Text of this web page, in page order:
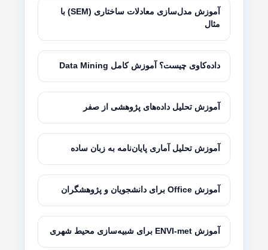
آموزش مدل‌سازی معادلات ساختاری (SEM) با
مثال
داده‌کاوی چیست؟ آموزش کامل Data Mining
آموزش تحلیل داده‌های پژوهشی از صفر
آموزش تحلیل آماری پایان‌نامه به زبان ساده
آموزش Office برای دانشجویان و پژوهشگران
آموزش ENVI-met برای شبیه‌سازی محیط شهری